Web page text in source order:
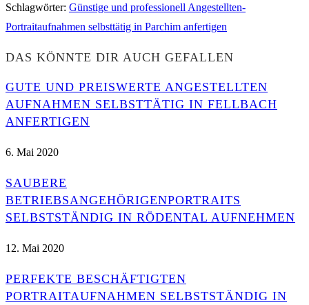
Schlagwörter: Günstige und professionell Angestellten-
Portraitaufnahmen selbsttätig in Parchim anfertigen
DAS KÖNNTE DIR AUCH GEFALLEN
GUTE UND PREISWERTE ANGESTELLTEN
AUFNAHMEN SELBSTTÄTIG IN FELLBACH
ANFERTIGEN
6. Mai 2020
SAUBERE
BETRIEBSANGEHÖRIGENPORTRAITS
SELBSTSTÄNDIG IN RÖDENTAL AUFNEHMEN
12. Mai 2020
PERFEKTE BESCHÄFTIGTEN
PORTRAITAUFNAHMEN SELBSTSTÄNDIG IN